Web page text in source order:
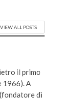
VIEW ALL POSTS
il primo
1966). A
di